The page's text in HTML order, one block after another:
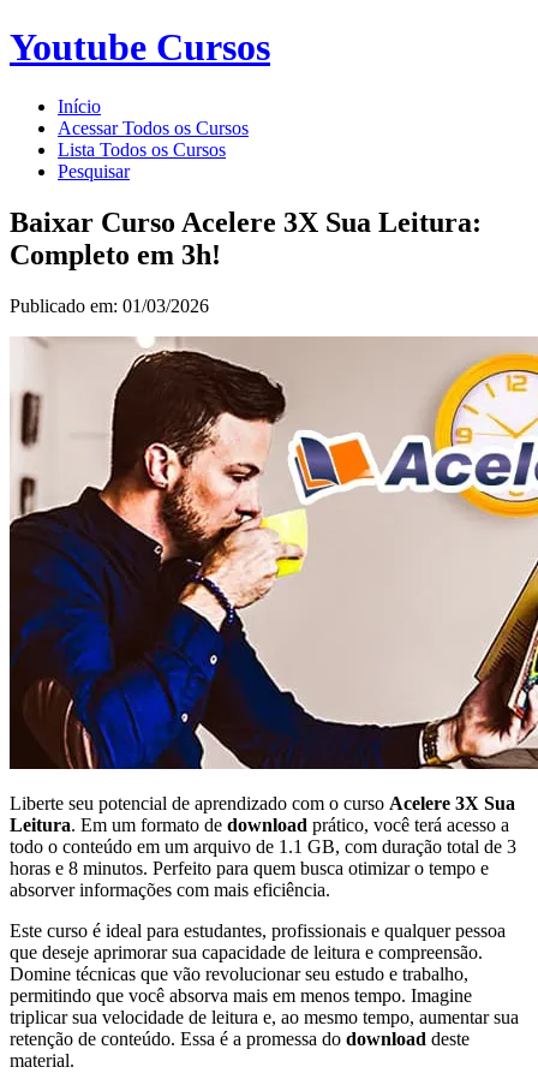
Youtube Cursos
Início
Acessar Todos os Cursos
Lista Todos os Cursos
Pesquisar
Baixar Curso Acelere 3X Sua Leitura:
Completo em 3h!
Publicado em: 01/03/2026
Liberte seu potencial de aprendizado com o curso Acelere 3X Sua
Leitura. Em um formato de download prático, você terá acesso a
todo o conteúdo em um arquivo de 1.1 GB, com duração total de 3
horas e 8 minutos. Perfeito para quem busca otimizar o tempo e
absorver informações com mais eficiência.
Este curso é ideal para estudantes, profissionais e qualquer pessoa
que deseje aprimorar sua capacidade de leitura e compreensão.
Domine técnicas que vão revolucionar seu estudo e trabalho,
permitindo que você absorva mais em menos tempo. Imagine
triplicar sua velocidade de leitura e, ao mesmo tempo, aumentar sua
retenção de conteúdo. Essa é a promessa do download deste
material.